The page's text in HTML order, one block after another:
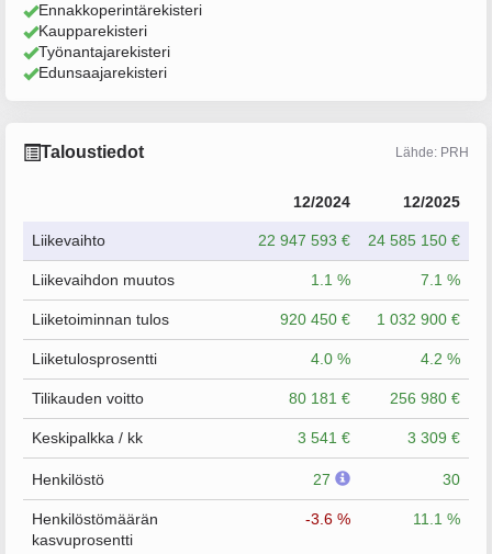
Ennakkoperintärekisteri
Kaupparekisteri
Työnantajarekisteri
Edunsaajarekisteri
Taloustiedot Lähde: PRH
12/2024 12/2025
Liikevaihto 22 947 593 € 24 585 150 €
Liikevaihdon muutos 1.1 % 7.1 %
Liiketoiminnan tulos 920 450 € 1 032 900 €
Liiketulosprosentti 4.0 % 4.2 %
Tilikauden voitto 80 181 € 256 980 €
Keskipalkka / kk 3 541 € 3 309 €
Henkilöstö 27 30
Henkilöstömäärän
kasvuprosentti
-3.6 % 11.1 %